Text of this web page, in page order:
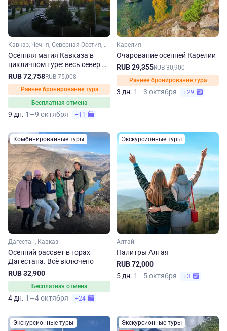
Кавказ, Чечня, Северная Осетия, Кабардино-Балкария, Ингушетия, Дагестан
Осенняя магия Кавказа в
цикличном туре: весь север —
одно путешествие
RUB 72,758RUB 75,008
Раннее бронирование тура
Бесплатная отмена
9 дн. 1—9 октября +11
Карелия
Очарование осенней Карелии
RUB 29,355RUB 30,900
Раннее бронирование тура
3 дн. 1—3 октября +29
Комбинированные туры
Дагестан, Кавказ
Осенний рассвет в горах
Дагестана. Всё включено
RUB 32,900
Бесплатная отмена
4 дн. 1—4 октября +24
Экскурсионные туры
Алтай
Палитры Алтая
RUB 72,000
5 дн. 1—5 октября +3
Экскурсионные туры
Экскурсионные туры